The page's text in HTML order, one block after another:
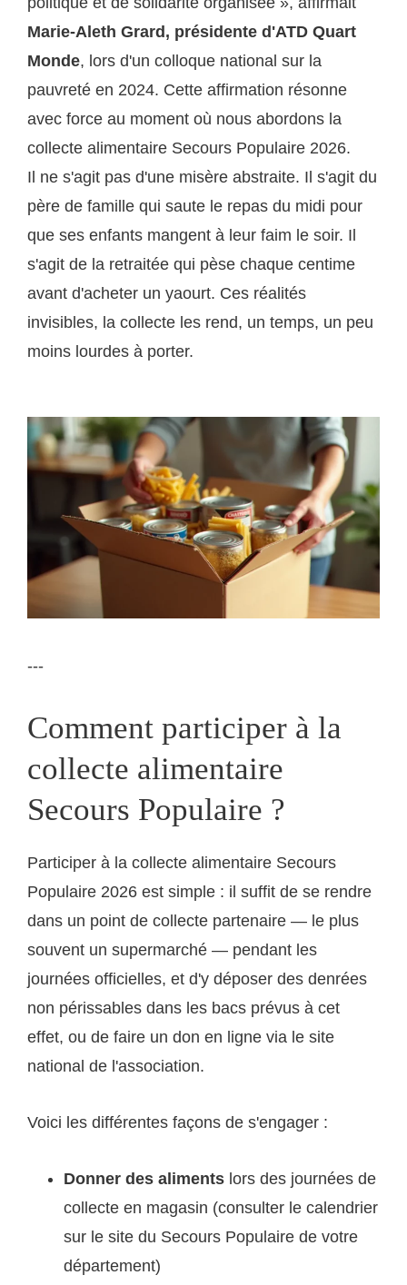
Marie-Aleth Grard, présidente d'ATD Quart
Monde, lors d'un colloque national sur la
pauvreté en 2024. Cette affirmation résonne
avec force au moment où nous abordons la
collecte alimentaire Secours Populaire 2026.
Il ne s'agit pas d'une misère abstraite. Il s'agit du
père de famille qui saute le repas du midi pour
que ses enfants mangent à leur faim le soir. Il
s'agit de la retraitée qui pèse chaque centime
avant d'acheter un yaourt. Ces réalités
invisibles, la collecte les rend, un temps, un peu
moins lourdes à porter.
---
Comment participer à la
collecte alimentaire
Secours Populaire ?
Participer à la collecte alimentaire Secours
Populaire 2026 est simple : il suffit de se rendre
dans un point de collecte partenaire — le plus
souvent un supermarché — pendant les
journées officielles, et d'y déposer des denrées
non périssables dans les bacs prévus à cet
effet, ou de faire un don en ligne via le site
national de l'association.
Voici les différentes façons de s'engager :
Donner des aliments lors des journées de
collecte en magasin (consulter le calendrier
sur le site du Secours Populaire de votre
département)